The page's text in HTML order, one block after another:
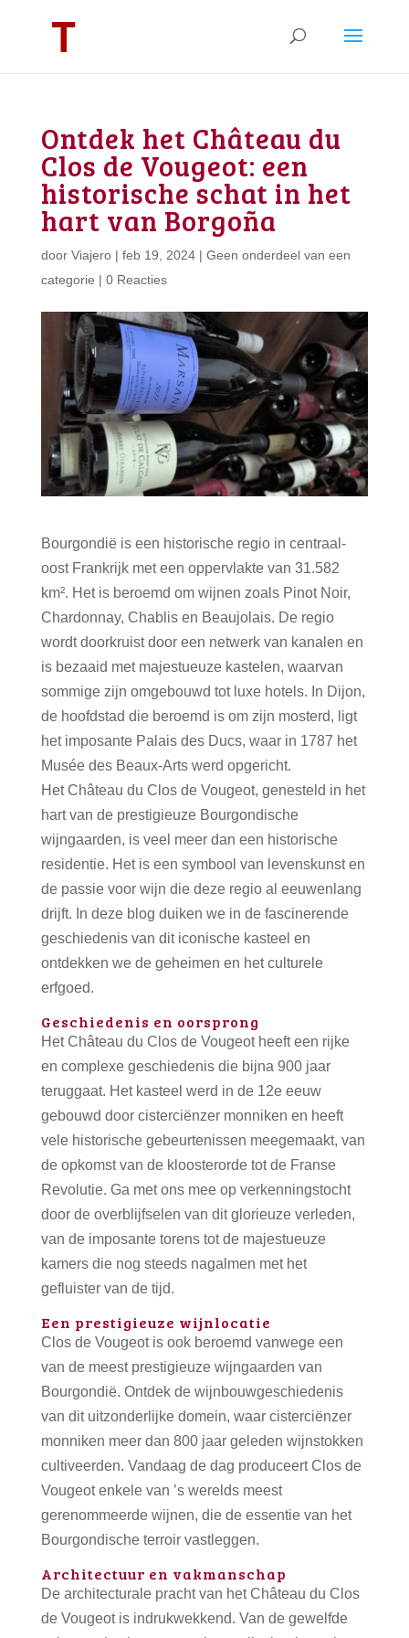
Ontdek het Château du
Clos de Vougeot: een
historische schat in het
hart van Borgoña
door Viajero| feb 19, 2024| Geen onderdeel van een
categorie | 0 Reacties
Bourgondië is een historische regio in centraal-
oost Frankrijk met een oppervlakte van 31.582
km². Het is beroemd om wijnen zoals Pinot Noir,
Chardonnay, Chablis en Beaujolais. De regio
wordt doorkruist door een netwerk van kanalen en
is bezaaid met majestueuze kastelen, waarvan
sommige zijn omgebouwd tot luxe hotels. In Dijon,
de hoofdstad die beroemd is om zijn mosterd, ligt
het imposante Palais des Ducs, waar in 1787 het
Musée des Beaux-Arts werd opgericht.
Het Château du Clos de Vougeot, genesteld in het
hart van de prestigieuze Bourgondische
wijngaarden, is veel meer dan een historische
residentie. Het is een symbool van levenskunst en
de passie voor wijn die deze regio al eeuwenlang
drijft. In deze blog duiken we in de fascinerende
geschiedenis van dit iconische kasteel en
ontdekken we de geheimen en het culturele
erfgoed.
Geschiedenis en oorsprong
Het Château du Clos de Vougeot heeft een rijke
en complexe geschiedenis die bijna 900 jaar
teruggaat. Het kasteel werd in de 12e eeuw
gebouwd door cisterciënzer monniken en heeft
vele historische gebeurtenissen meegemaakt, van
de opkomst van de kloosterorde tot de Franse
Revolutie. Ga met ons mee op verkenningstocht
door de overblijfselen van dit glorieuze verleden,
van de imposante torens tot de majestueuze
kamers die nog steeds nagalmen met het
gefluister van de tijd.
Een prestigieuze wijnlocatie
Clos de Vougeot is ook beroemd vanwege een
van de meest prestigieuze wijngaarden van
Bourgondië. Ontdek de wijnbouwgeschiedenis
van dit uitzonderlijke domein, waar cisterciënzer
monniken meer dan 800 jaar geleden wijnstokken
cultiveerden. Vandaag de dag produceert Clos de
Vougeot enkele van ’s werelds meest
gerenommeerde wijnen, die de essentie van het
Bourgondische terroir vastleggen.
Architectuur en vakmanschap
De architecturale pracht van het Château du Clos
de Vougeot is indrukwekkend. Van de gewelfde